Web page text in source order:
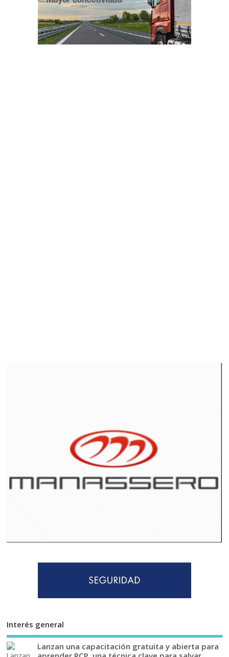
Interés general
Lanzan una capacitación gratuita y abierta para